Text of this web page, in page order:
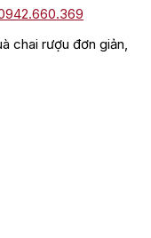
chai rượu đơn giản,